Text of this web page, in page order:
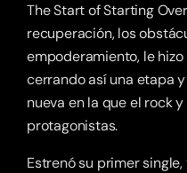
The Start of Starting
recuperación, los
empoderamiento, le
cerrando así una etapa
nueva en la que el rock
protagonistas.
Estrenó su primer single,